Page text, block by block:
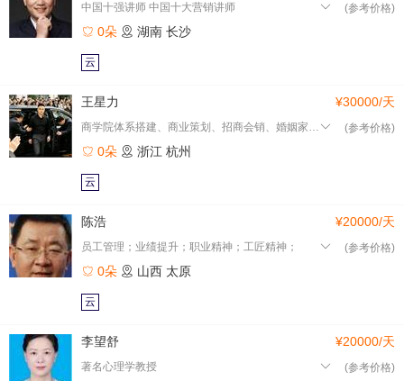
中国十强讲师 中国十大营销讲师
0朵 湖南 长沙
(参考价格)
云
王星力
商学院体系搭建、商业策划、招商会销、婚姻家庭、高效沟通、口才
0朵 浙江 杭州
¥30000/天
(参考价格)
云
陈浩
员工管理；业绩提升；职业精神；工匠精神；
0朵 山西 太原
¥20000/天
(参考价格)
云
李望舒
著名心理学教授
¥20000/天
(参考价格)